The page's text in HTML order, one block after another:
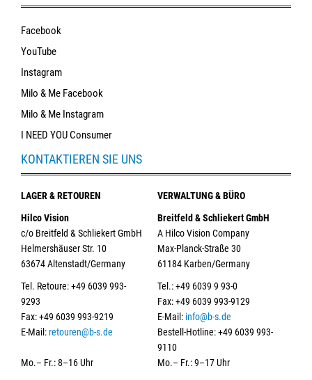
Facebook
YouTube
Instagram
Milo & Me Facebook
Milo & Me Instagram
I NEED YOU Consumer
KONTAKTIEREN SIE UNS
LAGER & RETOUREN
Hilco Vision
c/o Breitfeld & Schliekert GmbH
Helmershäuser Str. 10
63674 Altenstadt/Germany
Tel. Retoure: +49 6039 993-
9293
Fax: +49 6039 993-9219
E-Mail:retouren@b-s.de
Mo.– Fr.: 8–16 Uhr
VERWALTUNG & BÜRO
Breitfeld & Schliekert GmbH
A Hilco Vision Company
Max-Planck-Straße 30
61184 Karben/Germany
Tel.: +49 6039 9 93-0
Fax: +49 6039 993-9129
E-Mail: info@b-s.de
Bestell-Hotline: +49 6039 993-
9110
Mo.– Fr.: 9–17 Uhr